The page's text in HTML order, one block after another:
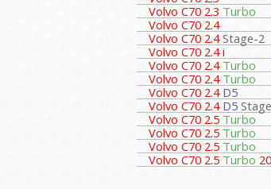
Volvo C70 2.3 Turbo
Volvo C70 2.4
Volvo C70 2.4Stage-2
Volvo C70 2.4 i
Volvo C70 2.4 Turbo
Volvo C70 2.4 Turbo
Volvo C70 2.4D5
Volvo C70 2.4D5
Volvo C70 2.5 Turbo
Volvo C70 2.5 Turbo
Volvo C70 2.5 Turbo
Volvo C70 2.5 Turbo